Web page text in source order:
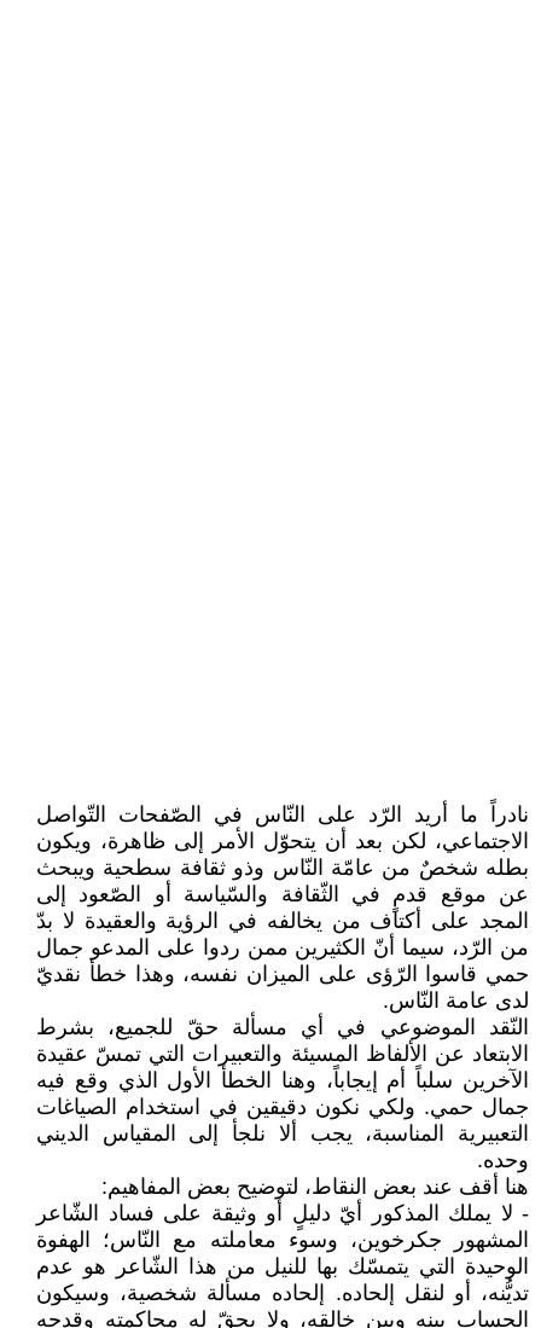
نادراً ما أريد الرّد على النّاس في الصّفحات التّواصل
الاجتماعي، لكن بعد أن يتحوّل الأمر إلى ظاهرة، ويكون
بطله شخصٌ من عامّة النّاس وذو ثقافة سطحية ويبحث
عن موقع قدمٍ في الثّقافة والسّياسة أو الصّعود إلى
المجد على أكتاف من يخالفه في الرؤية والعقيدة لا بدّ
من الرّد، سيما أنّ الكثيرين ممن ردوا على المدعو جمال
حمي قاسوا الرّؤى على الميزان نفسه، وهذا خطأ نقديّ
لدى عامة النّاس.
النّقد الموضوعي في أي مسألة حقّ للجميع، بشرط
الابتعاد عن الألفاظ المسيئة والتعبيرات التي تمسّ عقيدة
الآخرين سلباً أم إيجاباً، وهنا الخطأ الأول الذي وقع فيه
جمال حمي. ولكي نكون دقيقين في استخدام الصياغات
التعبيرية المناسبة، يجب ألا نلجأ إلى المقياس الديني
وحده.
هنا أقف عند بعض النقاط، لتوضيح بعض المفاهيم:
- لا يملك المذكور أيّ دليلٍ أو وثيقة على فساد الشّاعر
المشهور جكرخوين، وسوء معاملته مع النّاس؛ الهفوة
الوحيدة التي يتمسّك بها للنيل من هذا الشّاعر هو عدم
تديُّنه، أو لنقل إلحاده. إلحاده مسألة شخصية، وسيكون
الحساب بينه وبين خالقه، ولا يحقّ له محاكمته وقدحه